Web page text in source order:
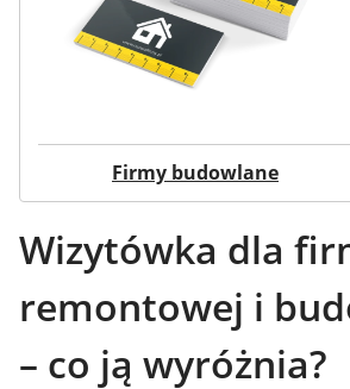
Firmy budowlane
Wizytówka dla
remontowej i
– co ją wyróżnia?